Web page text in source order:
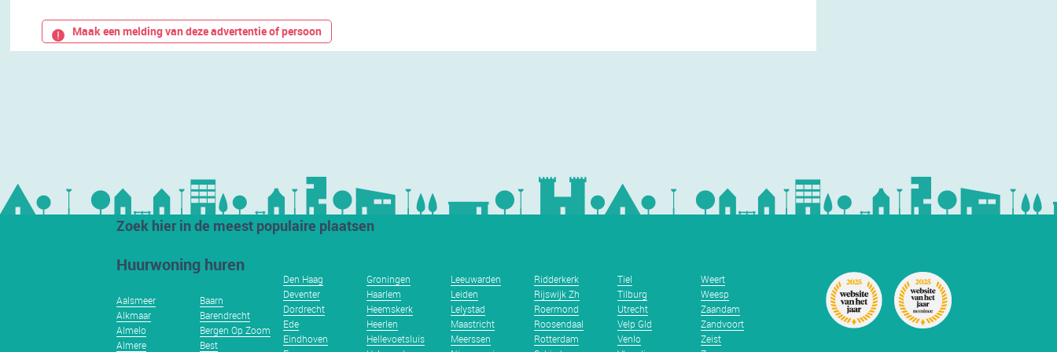
Maak een melding van deze advertentie of persoon
Zoek hier in de meest populaire plaatsen
Huurwoning huren
Aalsmeer
Alkmaar
Almelo
Almere
Baarn
Barendrecht
Bergen Op Zoom
Best
Den Haag
Deventer
Dordrecht
Ede
Eindhoven
Groningen
Haarlem
Heemskerk
Heerlen
Hellevoetsluis
Leeuwarden
Leiden
Lelystad
Maastricht
Meerssen
Ridderkerk
Rijswijk Zh
Roermond
Roosendaal
Rotterdam
Tiel
Tilburg
Utrecht
Velp Gld
Venlo
Weert
Weesp
Zaandam
Zandvoort
Zeist